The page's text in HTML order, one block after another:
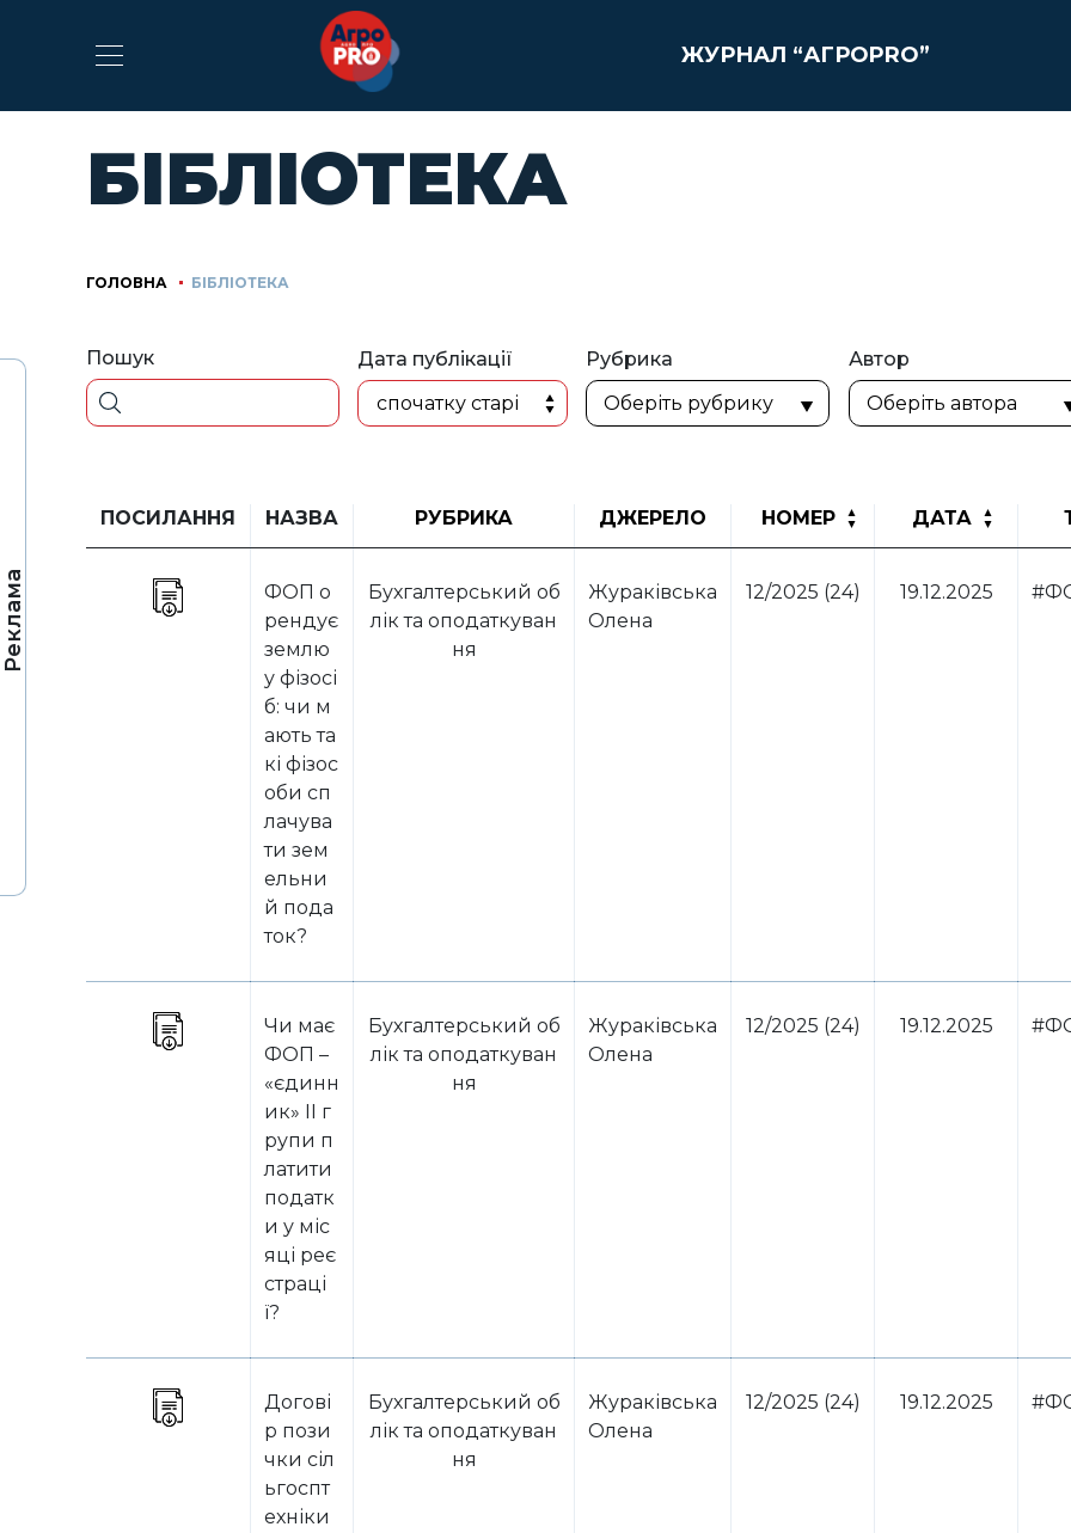
Реклама
ЖУРНАЛ “АГРОPRO”
БІБЛІОТЕКА
ГОЛОВНА БІБЛІОТЕКА
Пошук
Дата публікації
спочатку старі
Рубрика Автор
ПОСИЛАННЯ НАЗВА РУБРИКА ДЖЕРЕЛО НОМЕР ДАТА
ФОП о
рендує
землю
у фізосі
б: чи м
ають та
кі фізос
оби сп
лачува
ти зем
ельни
й пода
ток?
Бухгалтерський об
лік та оподаткуван
ня
Жураківська
Олена
12/2025 (24) 19.12.2025
Чи має
ФОП –
«єдинн
ик» II г
рупи п
латити
податк
и у міс
яці реє
страці
ї?
Бухгалтерський об
лік та оподаткуван
ня
Жураківська
Олена
12/2025 (24) 19.12.2025
Догові
р пози
чки сіл
ьгоспт
ехніки
Бухгалтерський об
лік та оподаткуван
ня
Жураківська
Олена
12/2025 (24) 19.12.2025